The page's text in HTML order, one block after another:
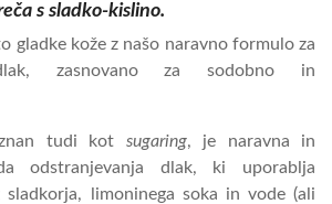
s sladko-kislino.
gladke kože z našo naravno formulo za
zasnovano za sodobno in
tudi kot sugaring, je naravna in
odstranjevanja dlak, ki uporablja
limoninega soka in vode (ali